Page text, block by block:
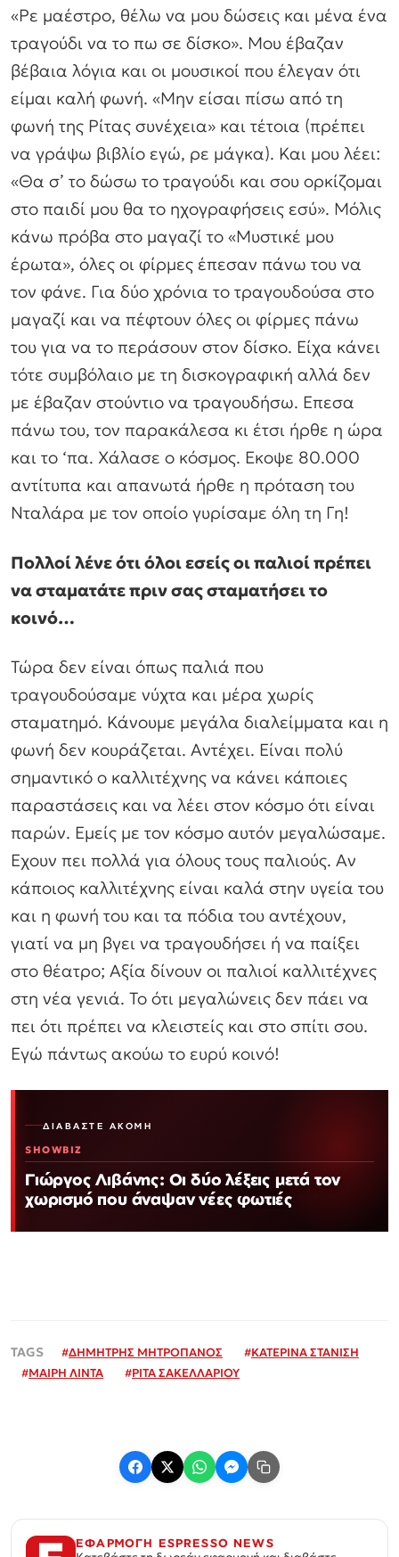
«Ρε μαέστρο, θέλω να μου δώσεις και μένα ένα
τραγούδι να το πω σε δίσκο». Μου έβαζαν
βέβαια λόγια και οι μουσικοί που έλεγαν ότι
είμαι καλή φωνή. «Μην είσαι πίσω από τη
φωνή της Ρίτας συνέχεια» και τέτοια (πρέπει
να γράψω βιβλίο εγώ, ρε μάγκα). Και μου λέει:
«Θα σ’ το δώσω το τραγούδι και σου ορκίζομαι
στο παιδί μου θα το ηχογραφήσεις εσύ». Μόλις
κάνω πρόβα στο μαγαζί το «Μυστικέ μου
έρωτα», όλες οι φίρμες έπεσαν πάνω του να
τον φάνε. Για δύο χρόνια το τραγουδούσα στο
μαγαζί και να πέφτουν όλες οι φίρμες πάνω
του για να το περάσουν στον δίσκο. Είχα κάνει
τότε συμβόλαιο με τη δισκογραφική αλλά δεν
με έβαζαν στούντιο να τραγουδήσω. Επεσα
πάνω του, τον παρακάλεσα κι έτσι ήρθε η ώρα
και το ‘πα. Χάλασε ο κόσμος. Εκοψε 80.000
αντίτυπα και απανωτά ήρθε η πρόταση του
Νταλάρα με τον οποίο γυρίσαμε όλη τη Γη!
Πολλοί λένε ότι όλοι εσείς οι παλιοί πρέπει
να σταματάτε πριν σας σταματήσει το
κοινό…
Τώρα δεν είναι όπως παλιά που
τραγουδούσαμε νύχτα και μέρα χωρίς
σταματημό. Κάνουμε μεγάλα διαλείμματα και η
φωνή δεν κουράζεται. Αντέχει. Είναι πολύ
σημαντικό ο καλλιτέχνης να κάνει κάποιες
παραστάσεις και να λέει στον κόσμο ότι είναι
παρών. Εμείς με τον κόσμο αυτόν μεγαλώσαμε.
Εχουν πει πολλά για όλους τους παλιούς. Αν
κάποιος καλλιτέχνης είναι καλά στην υγεία του
και η φωνή του και τα πόδια του αντέχουν,
γιατί να μη βγει να τραγουδήσει ή να παίξει
στο θέατρο; Αξία δίνουν οι παλιοί καλλιτέχνες
στη νέα γενιά. Το ότι μεγαλώνεις δεν πάει να
πει ότι πρέπει να κλειστείς και στο σπίτι σου.
Εγώ πάντως ακούω το ευρύ κοινό!
ΔΙΑΒΆΣΤΕ ΑΚΌΜΗ
SHOWBIZ
Γιώργος Λιβάνης: Οι δύο λέξεις μετά τον
χωρισμό που άναψαν νέες φωτιές
#ΔΗΜΗΤΡΗΣ ΜΗΤΡΟΠΑΝΟΣ #ΚΑΤΕΡΙΝΑ ΣΤΑΝΙΣΗ
#ΜΑΙΡΗ ΛΙΝΤΑ #ΡΙΤΑ ΣΑΚΕΛΛΑΡΙΟΥ
ΕΦΑΡΜΟΓΗ ESPRESSO NEWS